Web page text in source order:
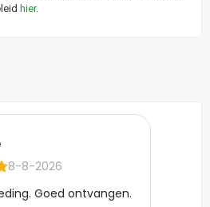
hier.